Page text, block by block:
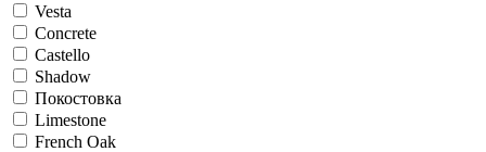
Vesta
Concrete
Castello
Shadow
Покостовка
Limestone
French Oak